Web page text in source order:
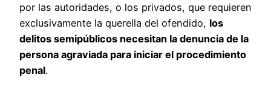
por las autoridades, o los privados, que requieren
exclusivamente la querella del ofendido, los
delitos semipúblicos necesitan la denuncia de la
persona agraviada para iniciar el procedimiento
penal.